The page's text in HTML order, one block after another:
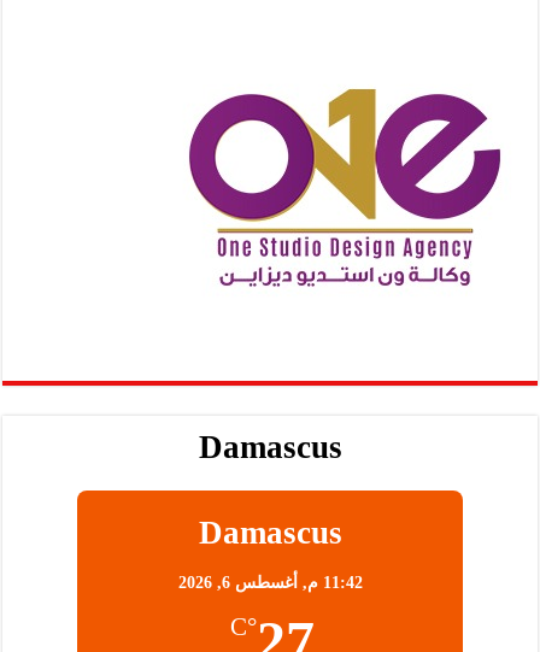
Damascus
Damascus
11:42 م, أغسطس 6, 2026
°C